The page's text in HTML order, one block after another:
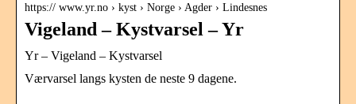
https:// www.yr.no › kyst › Norge › Agder › Lindesnes
Vigeland – Kystvarsel – Yr
Yr – Vigeland – Kystvarsel
Værvarsel langs kysten de neste 9 dagene.